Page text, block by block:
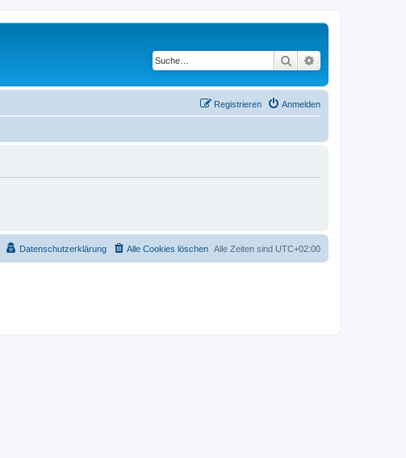
Suche
Anmelden
Registrieren
Alle Zeiten sind UTC+02:00
Alle Cookies löschen
Datenschutzerklärung